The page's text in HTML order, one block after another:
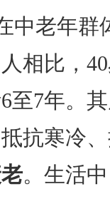
中老年群
相比，
至7年。
抗寒冷
。生活